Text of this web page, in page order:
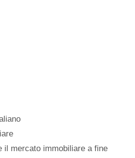
il mercato immobiliare a fine